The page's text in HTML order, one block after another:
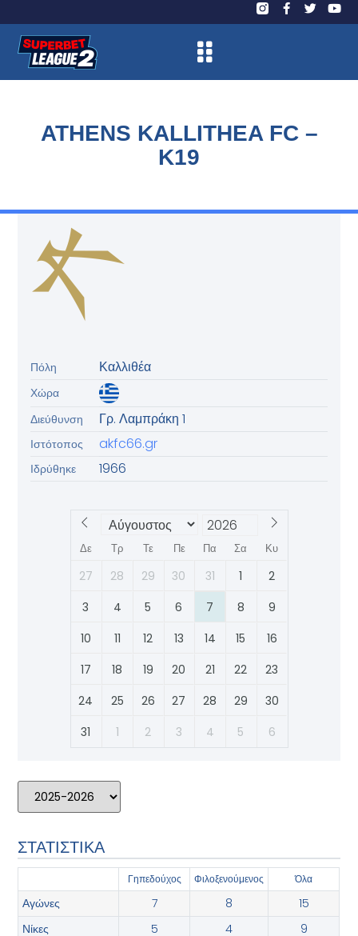
ATHENS KALLITHEA FC –
K19
Πόλη Καλλιθέα
Χώρα
Διεύθυνση
Γρ. Λαμπράκη 1
Ιστότοπος akfc66.gr
Ιδρύθηκε 1966
Δε Τρ Τε Πε Πα Σα Κυ
27 28 29 30 31 1
2
3
4 5 6 7 8
9
10
11 12 13 14 15
16
17
18 19 20 21 22
23
24
25 26 27 28 29
30
31
1 2 3 4 5 6
ΣΤΑΤΙΣΤΙΚΑ
Γηπεδούχος ‫Φιλοξενούμενος Όλα
Αγώνες 7 8
15
Νίκες
5 4
9